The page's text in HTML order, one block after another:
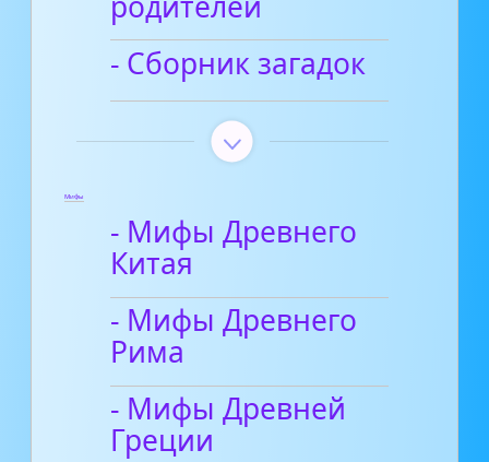
- Сборник загадок
Мифы
- Мифы Древнего
Китая
- Мифы Древнего
Рима
- Мифы Древней
Греции